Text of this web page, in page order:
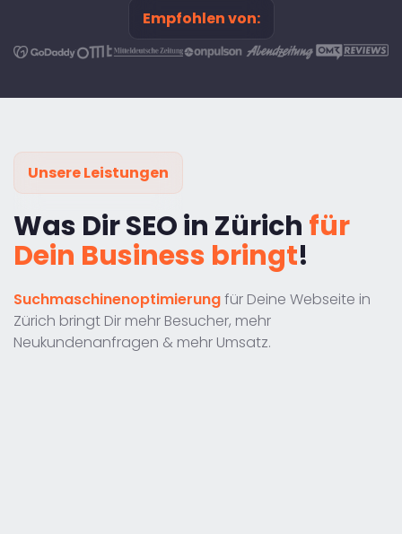
Empfohlen von:
Unsere Leistungen
Was Dir SEO in Zürich für
Dein Business bringt!
Suchmaschinenoptimierungfür Deine Webseite in
Zürich bringt Dir mehr Besucher, mehr
Neukundenanfragen & mehr Umsatz.